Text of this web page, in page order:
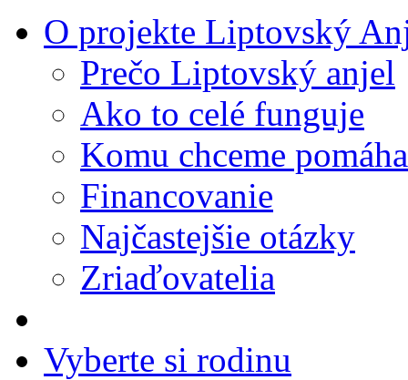
O projekte Liptovský
Prečo Liptovský anjel
Ako to celé funguje
Komu chceme
Financovanie
Najčastejšie otázky
Zriaďovatelia
Vyberte si rodinu